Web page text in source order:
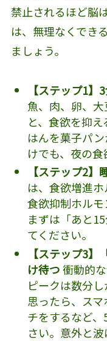
禁止されるほど脳
は、無理なくでき
ましょう。
【ステップ1
魚、肉、卵、
と、食欲を抑
はんを菓子パ
けでも、夜の食
【ステップ2
は、食欲増進ホ
食欲抑制ホルモ
まずは「あと
てください。
【ステップ3
け待つ衝動的
ピークは数分
思ったら、ス
チをするなど
さい。意外と波